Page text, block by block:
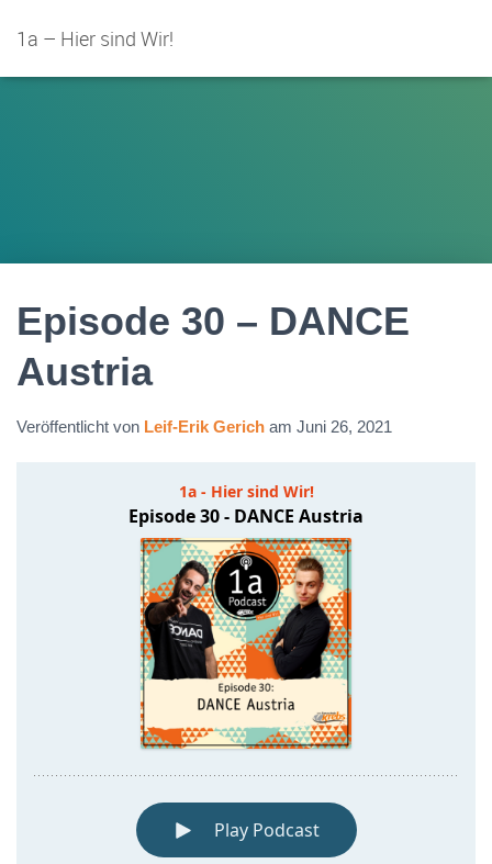
1a – Hier sind Wir!
Episode 30 – DANCE
Austria
Veröffentlicht von Leif-Erik Gerich am Juni 26, 2021